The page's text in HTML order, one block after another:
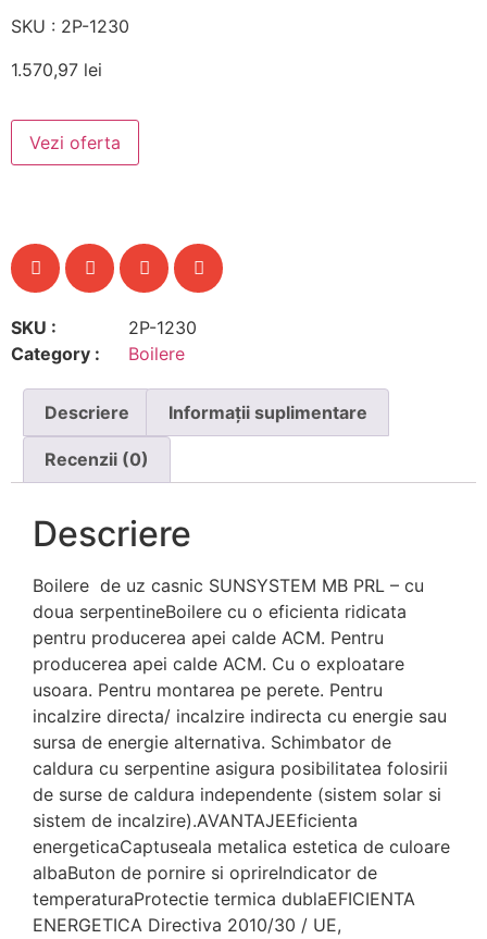
SKU : 2P-1230
1.570,97 lei
Vezi oferta
SKU :
2P-1230
Category :
Boilere
Descriere Informații suplimentare
Recenzii (0)
Descriere
Boilere de uz casnic SUNSYSTEM MB PRL – cu
doua serpentineBoilere cu o eficienta ridicata
pentru producerea apei calde ACM. Pentru
producerea apei calde ACM. Cu o exploatare
usoara. Pentru montarea pe perete. Pentru
incalzire directa/ incalzire indirecta cu energie sau
sursa de energie alternativa. Schimbator de
caldura cu serpentine asigura posibilitatea folosirii
de surse de caldura independente (sistem solar si
sistem de incalzire).AVANTAJEEficienta
energeticaCaptuseala metalica estetica de culoare
albaButon de pornire si oprireIndicator de
temperaturaProtectie termica dublaEFICIENTA
ENERGETICA Directiva 2010/30 / UE,